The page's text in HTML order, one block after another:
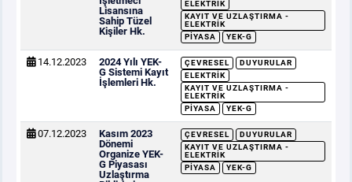
Lisansına
Sahip Tüzel
Kişiler Hk.
ELEKTRIK
KAYIT VE UZLAŞTIRMA -
ELEKTRIK
PIYASA
YEK-G
14.12.2023
2024 Yılı YEK-
G Sistemi Kayıt
İşlemleri Hk.
ÇEVRESEL
DUYURULAR
ELEKTRIK
KAYIT VE UZLAŞTIRMA -
ELEKTRIK
PIYASA
YEK-G
07.12.2023
Kasım 2023
Dönemi
Organize YEK-
G Piyasası
Uzlaştırma
ÇEVRESEL
DUYURULAR
KAYIT VE UZLAŞTIRMA -
ELEKTRIK
PIYASA
YEK-G